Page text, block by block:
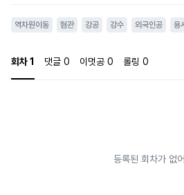
상사다. #현대판타지BL #이세계귀환 #역차
전투본능수 #현대생존물
역차원이동 혐관 강공 강수 외국인공 용
회차1 댓글 0 이멋공 0 롤링 0
등록된 회차가 없